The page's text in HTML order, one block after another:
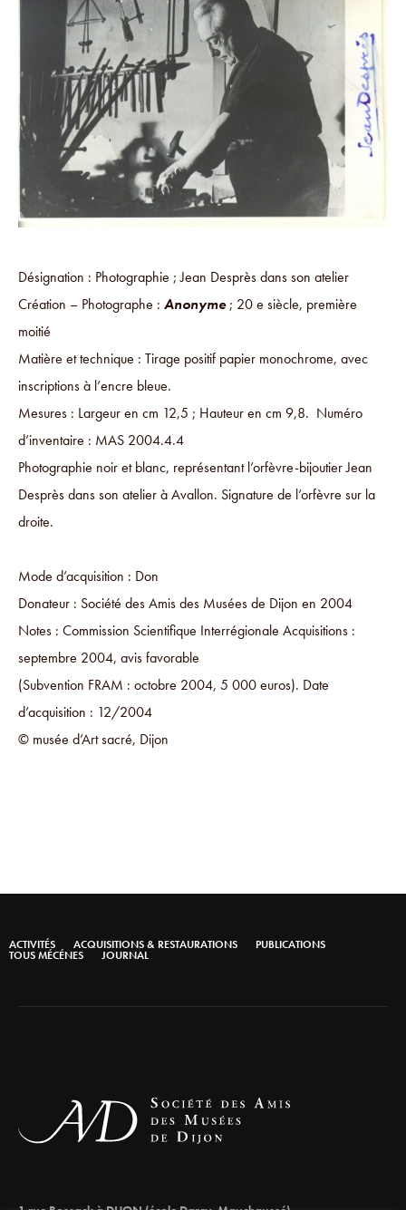
Désignation : Photographie ; Jean Desprès dans son atelier
Création – Photographe : Anonyme; 20 e siècle, première
moitié
Matière et technique : Tirage positif papier monochrome, avec
inscriptions à l’encre bleue.
Mesures : Largeur en cm 12,5 ; Hauteur en cm 9,8. Numéro
d’inventaire : MAS 2004.4.4
Photographie noir et blanc, représentant l’orfèvre-bijoutier Jean
Desprès dans son atelier à Avallon. Signature de l’orfèvre sur la
droite.
Mode d’acquisition : Don
Donateur : Société des Amis des Musées de Dijon en 2004
Notes : Commission Scientifique Interrégionale Acquisitions :
septembre 2004, avis favorable
(Subvention FRAM : octobre 2004, 5 000 euros). Date
d’acquisition : 12/2004
© musée d’Art sacré, Dijon
ACTIVITÉS ACQUISITIONS & RESTAURATIONS PUBLICATIONS
TOUS MÉCÉNES JOURNAL